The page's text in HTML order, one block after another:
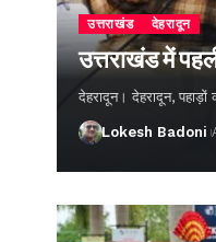
उत्तराखंड देहरादून
उत्तराखंड में
देहरादून। देहरादून,
Lokesh Badoni